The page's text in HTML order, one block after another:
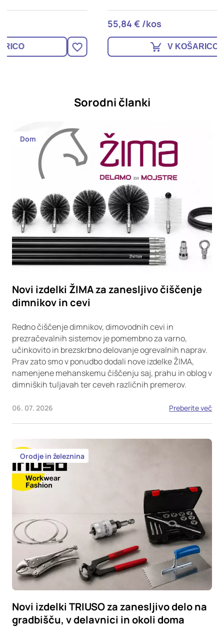
Sorodni članki
Dom
Novi izdelki ŽIMA za zanesljivo čiščenje
dimnikov in cevi
Redno čiščenje dimnikov, dimovodnih cevi in
prezračevalnih sistemov je pomembno za varno,
učinkovito in brezskrbno delovanje ogrevalnih naprav.
Prav zato smo v ponudbo dodali nove izdelke ŽIMA,
namenjene mehanskemu čiščenju saj, prahu in oblog v
dimniških tuljavah ter ceveh različnih premerov.
06. 07. 2026 Preberite več
Orodje in železnina
Novi izdelki TRIUSO za zanesljivo delo na
gradbišču, v delavnici in okoli doma